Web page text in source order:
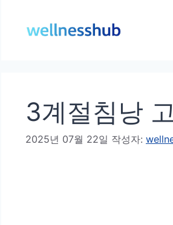
3계절침낭
2025년 07월 22일 작성자: